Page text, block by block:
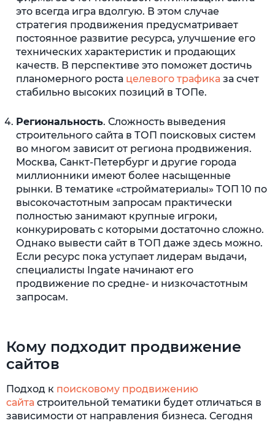
это всегда игра вдолгую. В этом случае
стратегия продвижения предусматривает
постоянное развитие ресурса, улучшение его
технических характеристик и продающих
качеств. В перспективе это поможет достичь
планомерного роста целевого трафика за счет
стабильно высоких позиций в ТОПе.
Региональность. Сложность выведения
строительного сайта в ТОП поисковых систем
во многом зависит от региона продвижения.
Москва, Санкт-Петербург и другие города
миллионники имеют более насыщенные
рынки. В тематике «стройматериалы» ТОП 10 по
высокочастотным запросам практически
полностью занимают крупные игроки,
конкурировать с которыми достаточно сложно.
Однако вывести сайт в ТОП даже здесь можно.
Если ресурс пока уступает лидерам выдачи,
специалисты Ingate начинают его
продвижение по средне- и низкочастотным
запросам.
Кому подходит продвижение
сайтов
Подход к поисковому продвижению
сайта строительной тематики будет отличаться в
зависимости от направления бизнеса. Сегодня